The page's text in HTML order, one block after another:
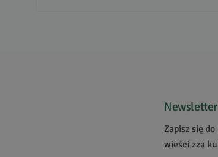
W naszej witrynie opinie mogąNewsletter
Zapisz się
wieści zza